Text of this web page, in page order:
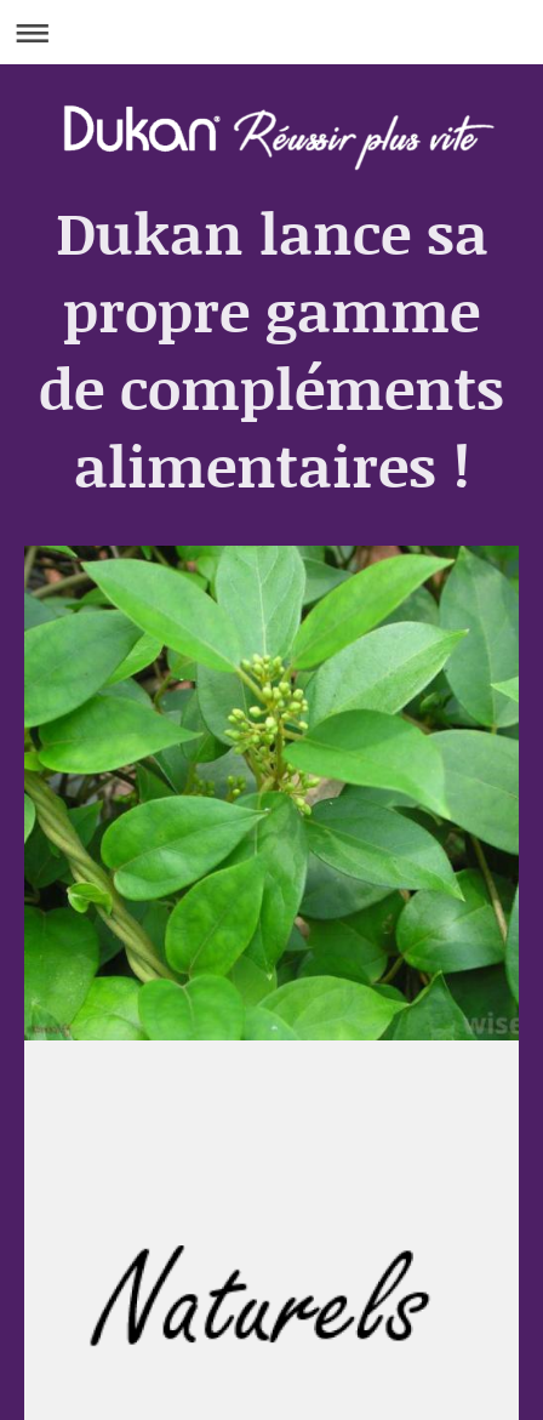
Dukan lance sa
propre gamme
de compléments
alimentaires !